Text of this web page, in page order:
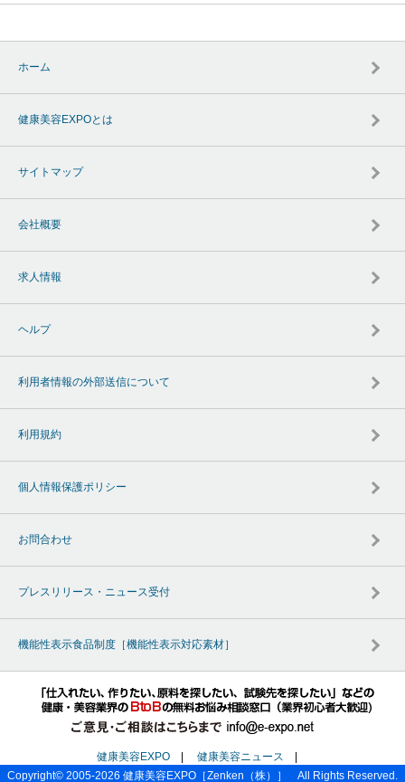
ホーム
健康美容EXPOとは
サイトマップ
会社概要
求人情報
ヘルプ
利用者情報の外部送信について
利用規約
個人情報保護ポリシー
お問合わせ
プレスリリース・ニュース受付
機能性表示食品制度［機能性表示対応素材］
健康美容EXPO | 健康美容ニュース
|
Copyright© 2005-2026 健康美容EXPO ［Zenken（株）］ All Rights Reserved.